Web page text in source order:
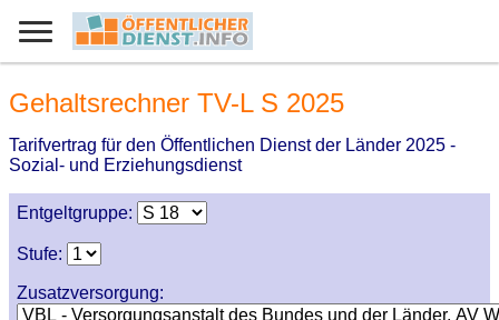
Gehaltsrechner TV-L S 2025
Tarifvertrag für den Öffentlichen Dienst der Länder 2025 -
Sozial- und Erziehungsdienst
Entgeltgruppe:
Stufe:
Zusatzversorgung: